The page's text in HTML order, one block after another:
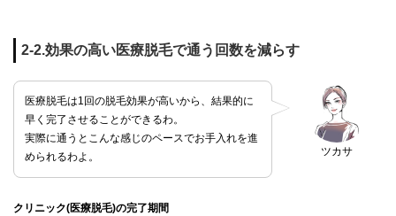
2-2.効果の高い医療脱毛で通う回数を減らす
ツカサ
医療脱毛は1回の脱毛効果が高いから、結果的に
早く完了させることができるわ。
実際に通うとこんな感じのペースでお手入れを進
められるわよ。
クリニック(医療脱毛)の完了期間